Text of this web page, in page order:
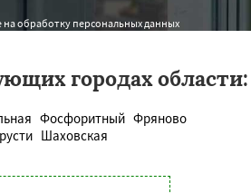
на обработку персональных данных
городах области:
Фосфоритный Фряново
Шаховская